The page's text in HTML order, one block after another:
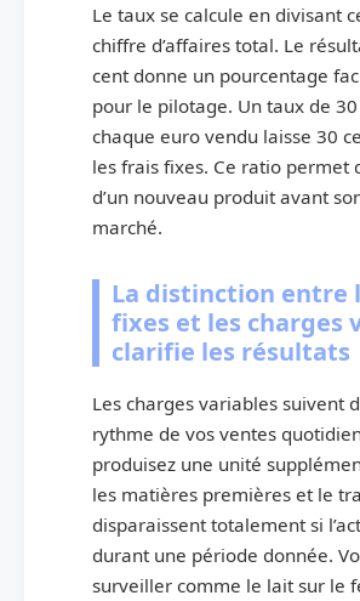
Le taux se calcule en divisant
chiffre d’affaires total. Le
cent donne un pourcentage
pour le pilotage. Un taux de
chaque euro vendu laisse 30
les frais fixes. Ce ratio permet
d’un nouveau produit avant
marché.
La distinction entre
fixes et les charges
clarifie les résultats
Les charges variables suivent
rythme de vos ventes
produisez une unité
les matières premières et le
disparaissent totalement si
durant une période donnée.
surveiller comme le lait sur le